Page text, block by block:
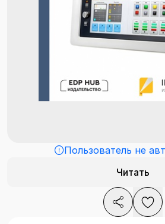
Пользователь не
Читать